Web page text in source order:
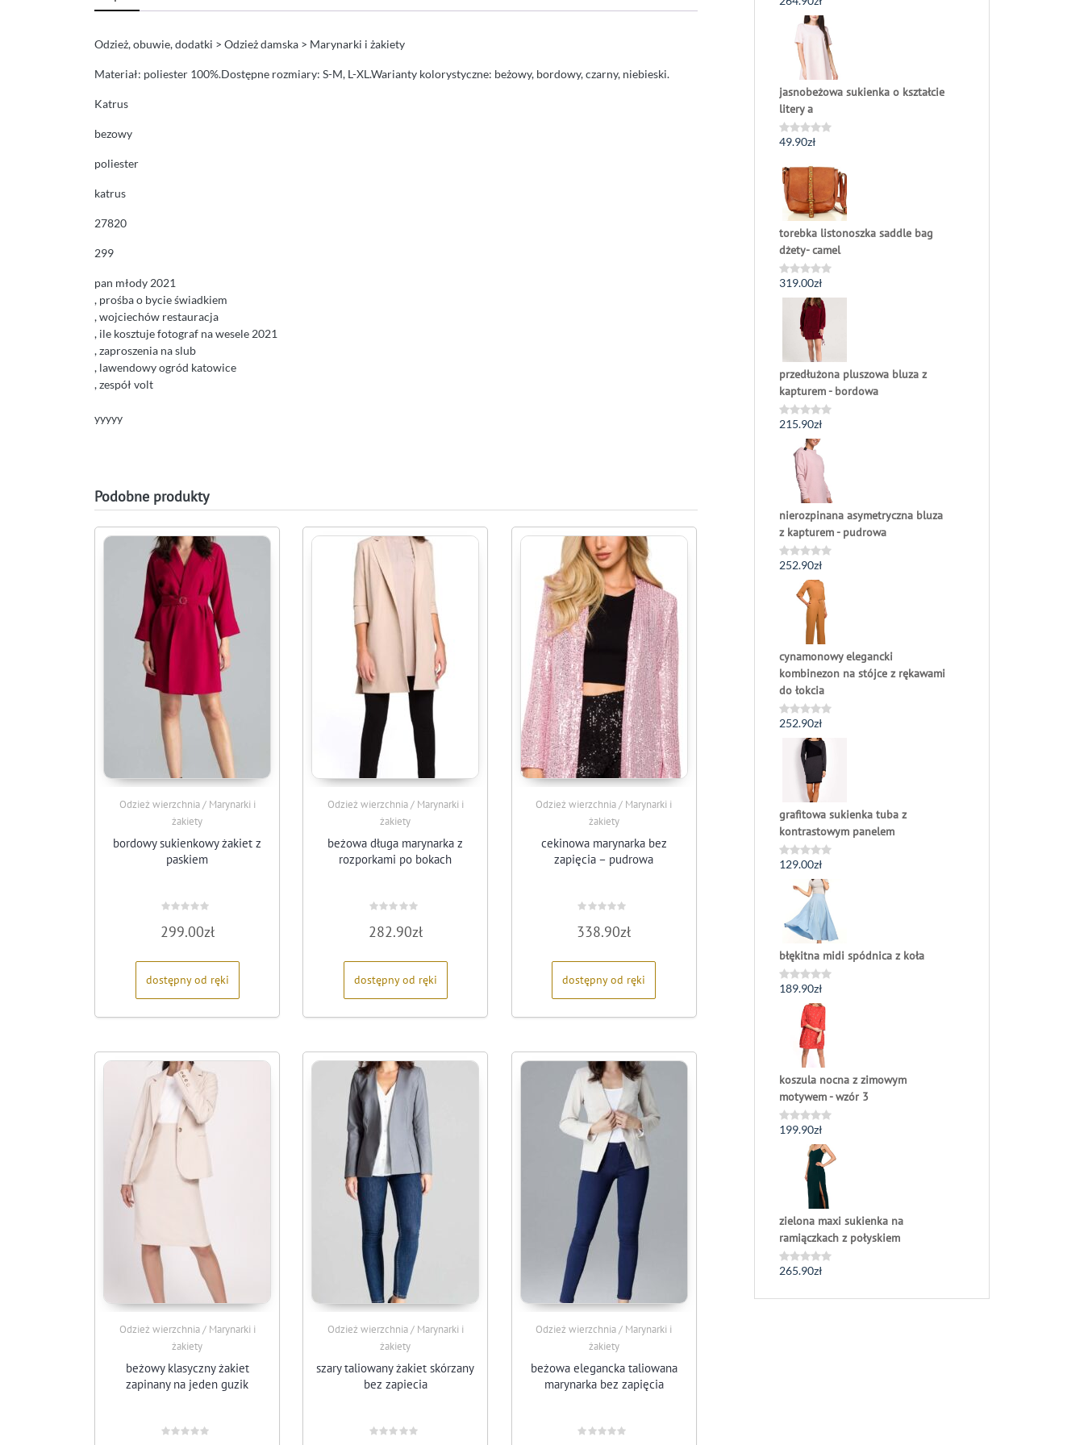
Odzież, obuwie, dodatki > Odzież damska > Marynarki i żakiety
Materiał: poliester 100%.Dostępne rozmiary: S-M, L-XL.Warianty kolorystyczne: beżowy, bordowy, czarny, niebieski.
Katrus
bezowy
poliester
katrus
27820
299
pan młody 2021
, prośba o bycie świadkiem
, wojciechów restauracja
, ile kosztuje fotograf na wesele 2021
, zaproszenia na slub
, lawendowy ogród katowice
, zespół volt
yyyyy
Podobne produkty
Odzież wierzchnia / Marynarki i
żakiety
bordowy sukienkowy żakiet z
paskiem
0
299.00zł
dostępny od ręki
Odzież wierzchnia / Marynarki i
żakiety
beżowa długa marynarka z
rozporkami po bokach
0
282.90zł
dostępny od ręki
Odzież wierzchnia / Marynarki i
żakiety
cekinowa marynarka bez
zapięcia – pudrowa
0
338.90zł
dostępny od ręki
Odzież wierzchnia / Marynarki i
żakiety
beżowy klasyczny żakiet
zapinany na jeden guzik
Odzież wierzchnia / Marynarki i
żakiety
szary taliowany żakiet skórzany
bez zapiecia
Odzież wierzchnia / Marynarki i
żakiety
beżowa elegancka taliowana
marynarka bez zapięcia
Oceniono
jasnobeżowa sukienka o kształcie
litery a
Oceniono
na
5
49.90zł
torebka listonoszka saddle bag
dżety- camel
Oceniono
0
319.00zł
przedłużona pluszowa bluza z
kapturem - bordowa
Oceniono
215.90zł
nierozpinana asymetryczna bluza
z kapturem - pudrowa
Oceniono
252.90zł
cynamonowy elegancki
kombinezon na stójce z rękawami
do łokcia
Oceniono
252.90zł
grafitowa sukienka tuba z
kontrastowym panelem
Oceniono
129.00zł
błękitna midi spódnica z koła
Oceniono
189.90zł
koszula nocna z zimowym
motywem - wzór 3
Oceniono
199.90zł
zielona maxi sukienka na
ramiączkach z połyskiem
Oceniono
na
265.90zł